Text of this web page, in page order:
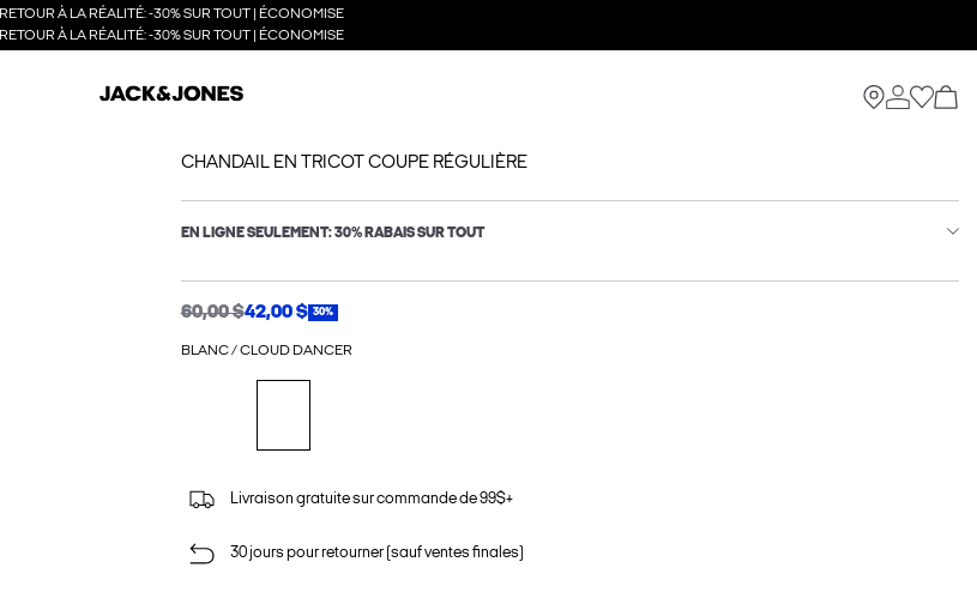
RETOUR À LA RÉALITÉ: -30% SUR TOUT | ÉCONOMISE
RETOUR À LA RÉALITÉ: -30% SUR TOUT | ÉCONOMISE
CHANDAIL EN TRICOT COUPE RÉGULIÈRE
EN LIGNE SEULEMENT: 30% RABAIS SUR TOUT
60,00 $42,00 $ 30%
BLANC / CLOUD DANCER
Livraison gratuite sur commande de 99$+
30 jours pour retourner (sauf ventes finales)